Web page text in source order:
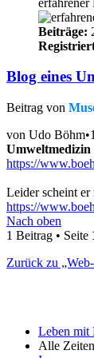
Beiträge:
Blog eines
Beitrag von
von Udo
Umweltmedizin
https://
Leider scheint
https://
Nach oben
1 Beitrag • Seite
Zurück zu
Leben mit
Alle